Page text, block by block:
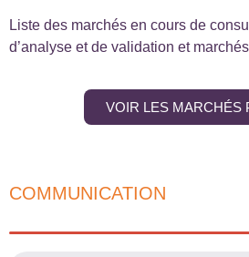
Liste des marchés en cours de
d’analyse et de validation et
VOIR LES MARCHÉS
COMMUNICATION